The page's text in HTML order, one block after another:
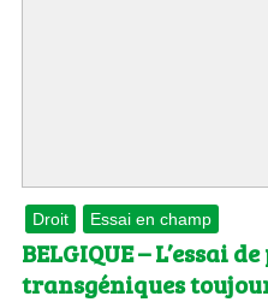
Droit Essai en champ
BELGIQUE – L’essai
transgéniques